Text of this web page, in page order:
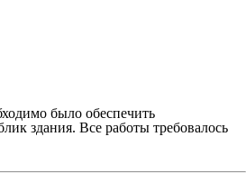
было обеспечить
здания. Все работы требовалось